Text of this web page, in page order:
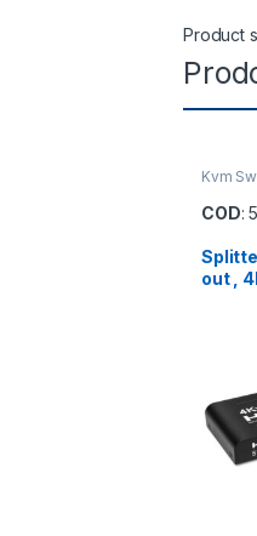
Product
Kvm
COD:
out ,